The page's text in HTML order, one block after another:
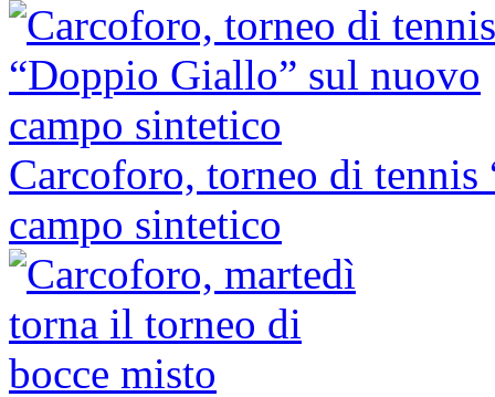
Carcoforo, torneo di
campo sintetico